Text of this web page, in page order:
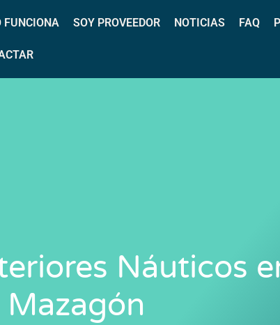
FUNCIONA SOY PROVEEDOR NOTICIAS FAQ
Náuticos
Mazagón